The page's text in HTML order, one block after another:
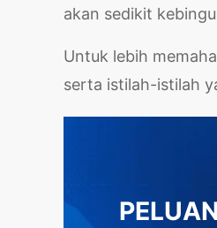
akan sedikit
Untuk lebih
serta istilah-istilah